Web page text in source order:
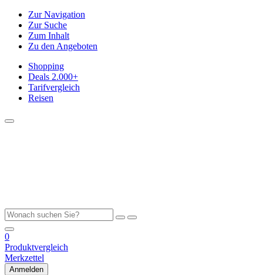
Zur Navigation
Zur Suche
Zum Inhalt
Zu den Angeboten
Shopping
Deals 2.000+
Tarifvergleich
Reisen
0
Produktvergleich
Merkzettel
Anmelden